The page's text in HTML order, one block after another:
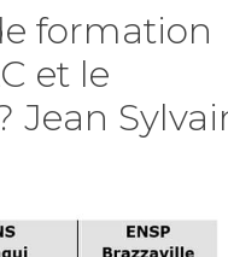
formation
et le
Jean